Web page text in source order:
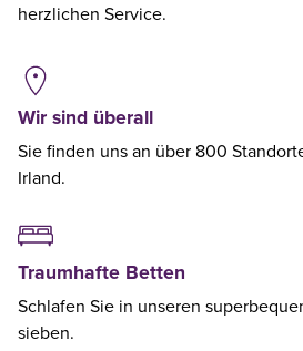
herzlichen Service.
Wir sind überall
Sie finden uns an über 800
Irland.
Traumhafte Betten
Schlafen Sie in unseren
sieben.